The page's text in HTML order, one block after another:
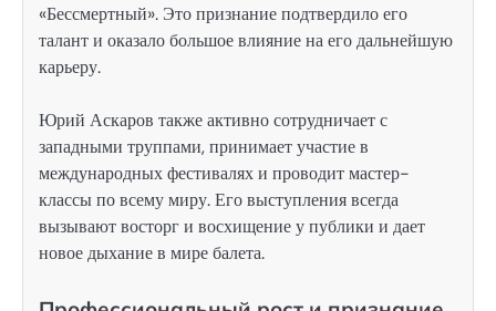
«Бессмертный». Это признание подтвердило его
талант и оказало большое влияние на его дальнейшую
карьеру.
Юрий Аскаров также активно сотрудничает с
западными труппами, принимает участие в
международных фестивалях и проводит мастер-
классы по всему миру. Его выступления всегда
вызывают восторг и восхищение у публики и дает
новое дыхание в мире балета.